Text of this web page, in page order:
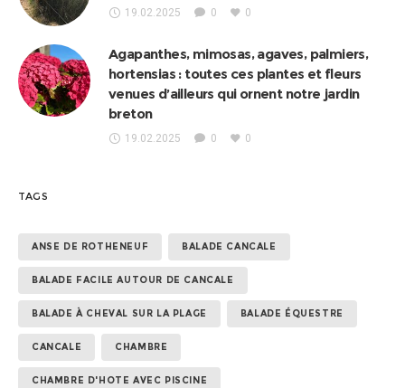
19.02.2025 0 0
Agapanthes, mimosas, agaves, palmiers,
hortensias : toutes ces plantes et fleurs
venues d’ailleurs qui ornent notre jardin
breton
19.02.2025 0 0
TAGS
ANSE DE ROTHENEUF BALADE CANCALE
BALADE FACILE AUTOUR DE CANCALE
BALADE À CHEVAL SUR LA PLAGE BALADE ÉQUESTRE
CANCALE CHAMBRE
CHAMBRE D'HOTE AVEC PISCINE